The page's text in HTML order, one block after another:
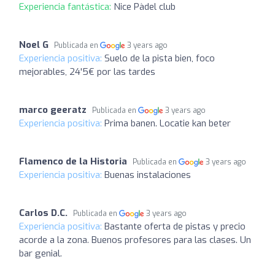
Experiencia fantástica: Nice Pàdel club
Noel G Publicada en 3 years ago
Experiencia positiva: Suelo de la pista bien, foco
mejorables, 24'5€ por las tardes
marco geeratz Publicada en 3 years ago
Experiencia positiva: Prima banen. Locatie kan beter
Flamenco de la Historia Publicada en 3 years ago
Experiencia positiva: Buenas instalaciones
Carlos D.C. Publicada en 3 years ago
Experiencia positiva: Bastante oferta de pistas y precio
acorde a la zona. Buenos profesores para las clases. Un
bar genial.